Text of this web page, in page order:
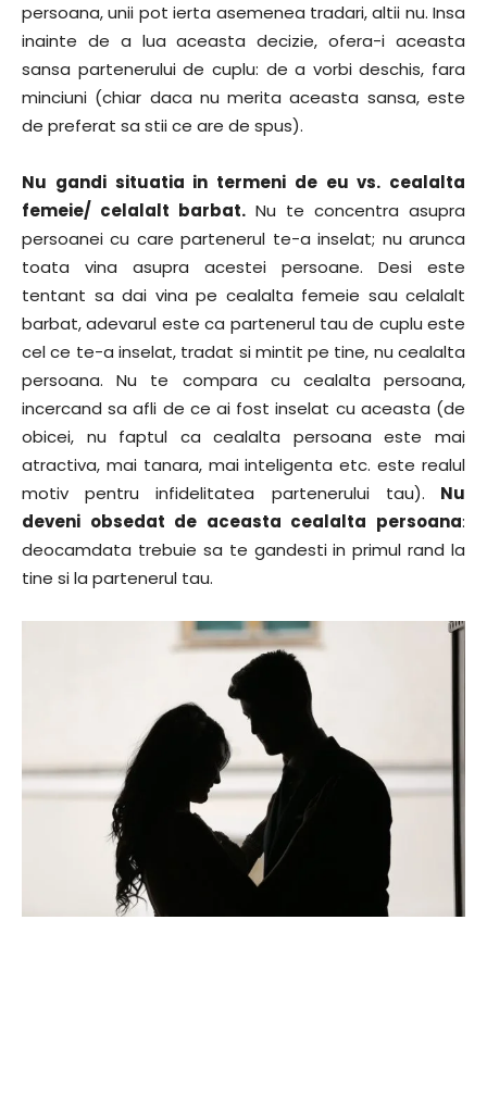
persoana, unii pot ierta asemenea tradari, altii nu. Insa
inainte de a lua aceasta decizie, ofera-i aceasta
sansa partenerului de cuplu: de a vorbi deschis, fara
minciuni (chiar daca nu merita aceasta sansa, este
de preferat sa stii ce are de spus).
Nu gandi situatia in termeni de eu vs. cealalta
femeie/ celalalt barbat. Nu te concentra asupra
persoanei cu care partenerul te-a inselat; nu arunca
toata vina asupra acestei persoane. Desi este
tentant sa dai vina pe cealalta femeie sau celalalt
barbat, adevarul este ca partenerul tau de cuplu este
cel ce te-a inselat, tradat si mintit pe tine, nu cealalta
persoana. Nu te compara cu cealalta persoana,
incercand sa afli de ce ai fost inselat cu aceasta (de
obicei, nu faptul ca cealalta persoana este mai
atractiva, mai tanara, mai inteligenta etc. este realul
motiv pentru infidelitatea partenerului tau). Nu
deveni obsedat de aceasta cealalta persoana:
deocamdata trebuie sa te gandesti in primul rand la
tine si la partenerul tau.